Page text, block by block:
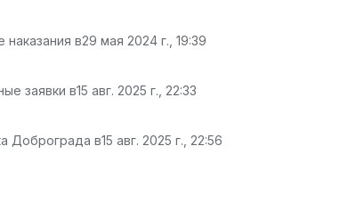
наказания в29 мая 2024 г., 19:39
заявки в15 авг. 2025 г., 22:33
Доброграда в15 авг. 2025 г., 22:56